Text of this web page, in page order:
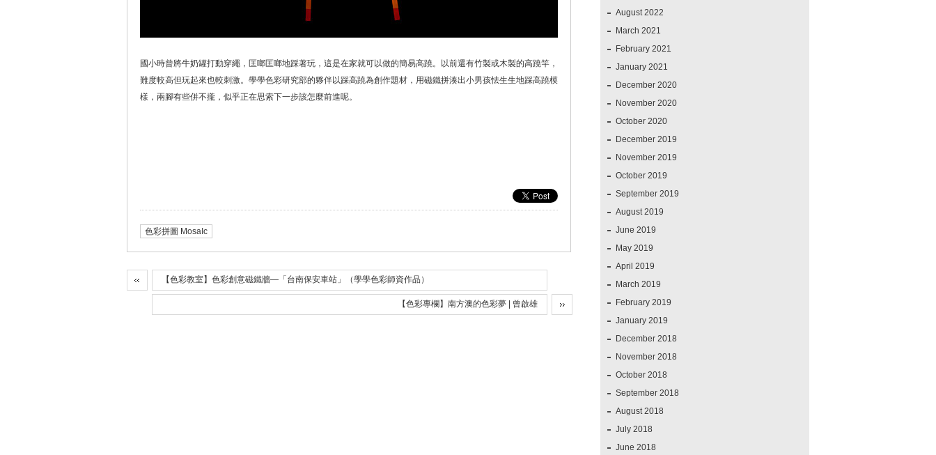
國小時曾將牛奶罐打動穿繩，匡啷匡啷地踩著玩，這是在家就可以做的簡易高蹺。以前還有竹製或木製的高蹺竿，
難度較高但玩起來也較刺激。學學色彩研究部的夥伴以踩高蹺為創作題材，用磁鐵拼湊出小男孩怯生生地踩高蹺模
樣，兩腳有些併不攏，似乎正在思索下一步該怎麼前進呢。
色彩拼圖 MosaIc
【色彩教室】色彩創意磁鐵牆—「台南保安車站」（學學色彩師資作品）
【色彩專欄】南方澳的色彩夢 | 曾啟雄
August 2022
March 2021
February 2021
January 2021
December 2020
November 2020
October 2020
December 2019
November 2019
October 2019
September 2019
August 2019
June 2019
May 2019
April 2019
March 2019
February 2019
January 2019
December 2018
November 2018
October 2018
September 2018
August 2018
July 2018
June 2018